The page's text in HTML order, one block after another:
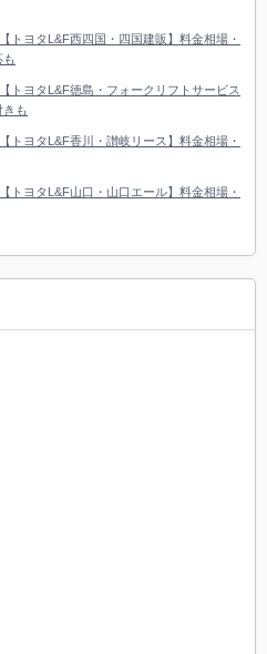
トヨタL&F西四国・四国建販】料金相場・
も
トヨタL&F徳島・フォークリフトサービス
きも
トヨタL&F香川・讃岐リース】料金相場・
トヨタL&F山口・山口エール】料金相場・